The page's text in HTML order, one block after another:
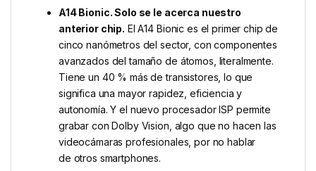
A14 Bionic. Solo se le acerca nuestro
anterior chip. El A14 Bionic es el primer chip de
cinco nanómetros del sector, con componentes
avanzados del tamaño de átomos, literalmente.
Tiene un 40 % más de transistores, lo que
significa una mayor rapidez, eficiencia y
autonomía. Y el nuevo procesador ISP permite
grabar con Dolby Vision, algo que no hacen las
videocámaras profesionales, por no hablar
de otros smartphones.